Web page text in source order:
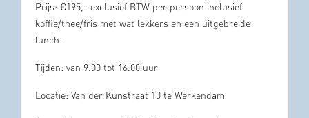
Prijs: €195,- exclusief BTW per persoon inclusief
koffie/thee/fris met wat lekkers en een uitgebreide
lunch.
Tijden: van 9.00 tot 16.00 uur
Locatie: Van der Kunstraat 10 te Werkendam